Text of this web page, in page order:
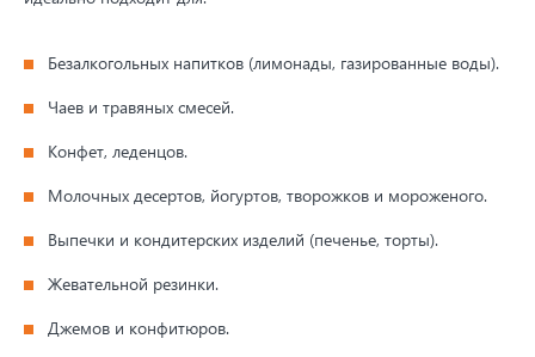
Безалкогольных напитков (лимонады, газированные воды).
Чаев и травяных смесей.
Конфет, леденцов.
Молочных десертов, йогуртов, творожков и мороженого.
Выпечки и кондитерских изделий (печенье, торты).
Жевательной резинки.
Джемов и конфитюров.